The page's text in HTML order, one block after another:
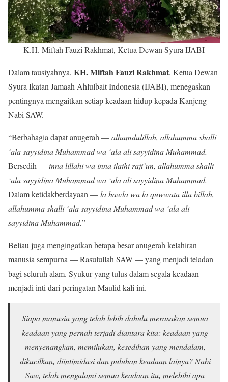
K.H. Miftah Fauzi Rakhmat, Ketua Dewan Syura IJABI
Dalam tausiyahnya, KH. Miftah Fauzi Rakhmat, Ketua Dewan
Syura Ikatan Jamaah Ahlulbait Indonesia (IJABI), menegaskan
pentingnya mengaitkan setiap keadaan hidup kepada Kanjeng
Nabi SAW.
“Berbahagia dapat anugerah —alhamdulillah, allahumma shalli
‘ala sayyidina Muhammad wa ‘ala ali sayyidina Muhammad.
Bersedih — inna lillahi wa inna ilaihi raji’un, allahumma shalli
‘ala sayyidina Muhammad wa ‘ala ali sayyidina Muhammad.
Dalam ketidakberdayaan —la hawla wa la quwwata illa billah,
allahumma shalli ‘ala sayyidina Muhammad wa ‘ala ali
sayyidina Muhammad.”
Beliau juga mengingatkan betapa besar anugerah kelahiran
manusia sempurna — Rasulullah SAW — yang menjadi teladan
bagi seluruh alam. Syukur yang tulus dalam segala keadaan
menjadi inti dari peringatan Maulid kali ini.
Siapa manusia yang telah lebih dahulu merasakan semua
keadaan yang pernah terjadi diantara kita: keadaan yang
menyenangkan, memilukan, kesedihan yang mendalam,
dikucilkan, diintimidasi dan puluhan keadaan lainya? Nabi
Saw, telah mengalami semua keadaan itu, melebihi apa